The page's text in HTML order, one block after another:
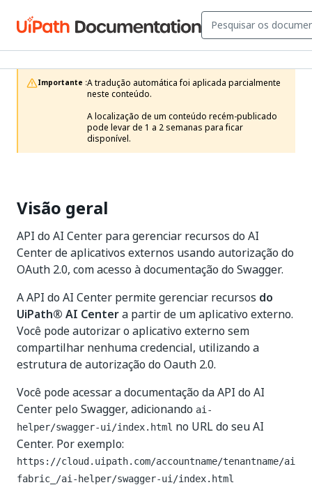
Importante :A tradução automática foi aplicada parcialmente
neste conteúdo.
A localização de um conteúdo recém-publicado
pode levar de 1 a 2 semanas para ficar
disponível.
Visão geral
API do AI Center para gerenciar recursos do AI
Center de aplicativos externos usando autorização do
OAuth 2.0, com acesso à documentação do Swagger.
A API do AI Center permite gerenciar recursos do
UiPath® AI Centera partir de um aplicativo externo.
Você pode autorizar o aplicativo externo sem
compartilhar nenhuma credencial, utilizando a
estrutura de autorização do Oauth 2.0.
Você pode acessar a documentação da API do AI
Center pelo Swagger, adicionando ai-
helper/swagger-ui/index.html no URL do seu AI
Center. Por exemplo:
https://cloud.uipath.com/accountname/tenantname/ai
fabric_/ai-helper/swagger-ui/index.html